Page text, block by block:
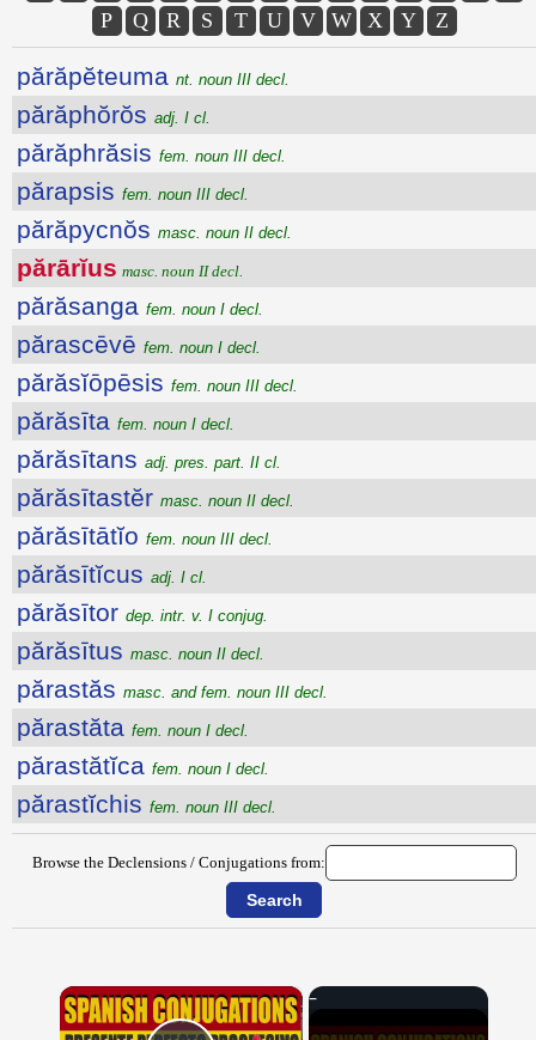
P
Q R S T U V W X Y Z
părăpĕteuma nt. noun III decl.
părăphŏrŏs adj. I cl.
părăphrăsis fem. noun III decl.
părapsis fem. noun III decl.
părăpycnŏs masc. noun II decl.
părārĭus masc. noun II decl.
părăsanga fem. noun I decl.
părascēvē fem. noun I decl.
părăsĭōpēsis fem. noun III decl.
părăsīta fem. noun I decl.
părăsītans adj. pres. part. II cl.
părăsītastĕr masc. noun II decl.
părăsītātĭo fem. noun III decl.
părăsītĭcus adj. I cl.
părăsītor dep. intr. v. I conjug.
părăsītus masc. noun II decl.
părastăs masc. and fem. noun III decl.
părastăta fem. noun I decl.
părastătĭca fem. noun I decl.
părastĭchis fem. noun III decl.
Browse the Declensions / Conjugations from:
×